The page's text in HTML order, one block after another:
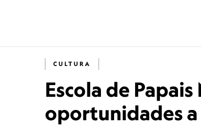
CULTURA
Escola de
oportunidades